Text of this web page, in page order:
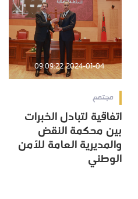
2024-01-04 09:09:22
مجتمع
اتفاقية لتبادل الخبرات
بين محكمة النقض
والمديرية العامة للأمن
الوطني